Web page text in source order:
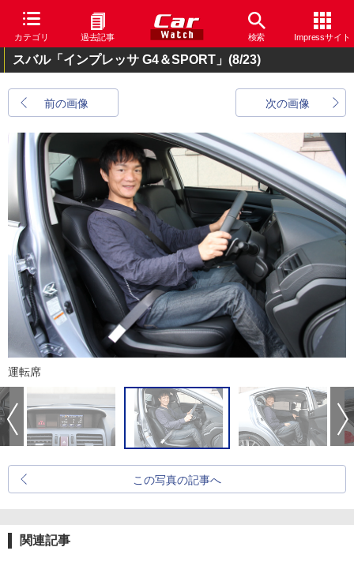
カテゴリ 過去記事 検索 Impressサイト
スバル「インプレッサ G4＆SPORT」 (8/23)
前の画像 次の画像
運転席
この写真の記事へ
関連記事